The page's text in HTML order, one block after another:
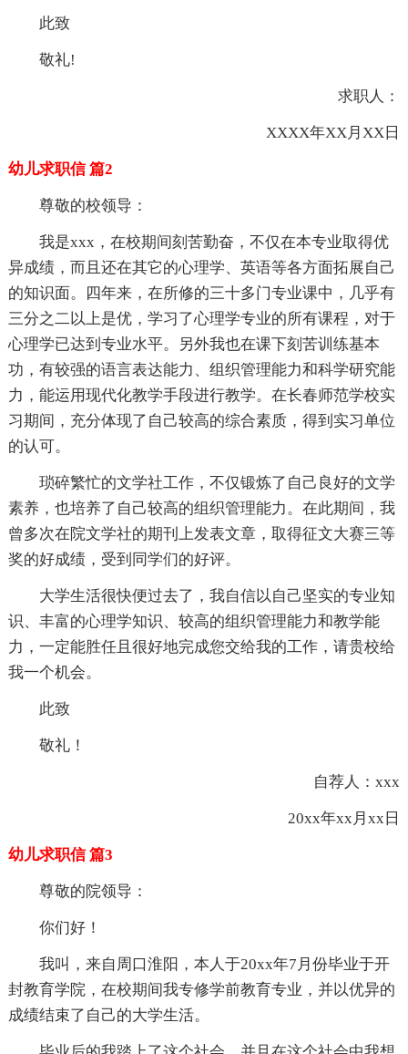
此致
敬礼!
求职人：
XXXX年XX月XX日
幼儿求职信 篇2
尊敬的校领导：
我是xxx，在校期间刻苦勤奋，不仅在本专业取得优
异成绩，而且还在其它的心理学、英语等各方面拓展自己
的知识面。四年来，在所修的三十多门专业课中，几乎有
三分之二以上是优，学习了心理学专业的所有课程，对于
心理学已达到专业水平。另外我也在课下刻苦训练基本
功，有较强的语言表达能力、组织管理能力和科学研究能
力，能运用现代化教学手段进行教学。在长春师范学校实
习期间，充分体现了自己较高的综合素质，得到实习单位
的认可。
琐碎繁忙的文学社工作，不仅锻炼了自己良好的文学
素养，也培养了自己较高的组织管理能力。在此期间，我
曾多次在院文学社的期刊上发表文章，取得征文大赛三等
奖的好成绩，受到同学们的好评。
大学生活很快便过去了，我自信以自己坚实的专业知
识、丰富的心理学知识、较高的组织管理能力和教学能
力，一定能胜任且很好地完成您交给我的工作，请贵校给
我一个机会。
此致
敬礼！
自荐人：xxx
20xx年xx月xx日
幼儿求职信 篇3
尊敬的院领导：
你们好！
我叫，来自周口淮阳，本人于20xx年7月份毕业于开
封教育学院，在校期间我专修学前教育专业，并以优异的
成绩结束了自己的大学生活。